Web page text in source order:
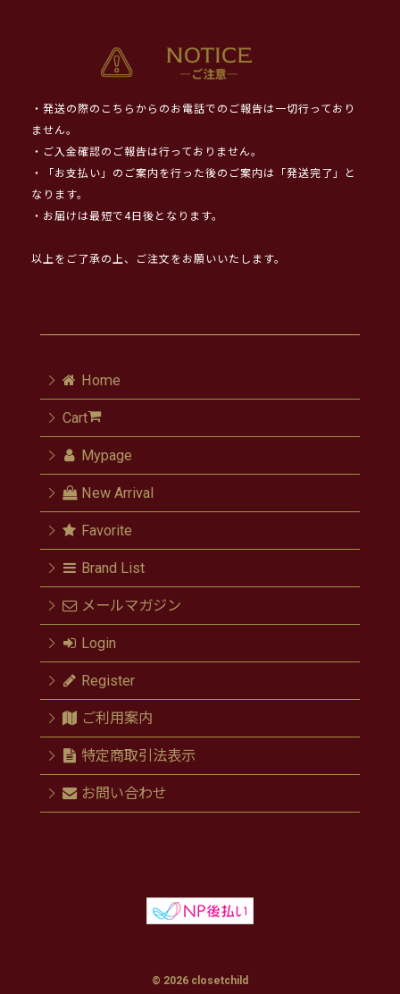
・発送の際のこちらからのお電話でのご報告は一切行っており
ません。
・ご入金確認のご報告は行っておりません。
・「お支払い」のご案内を行った後のご案内は「発送完了」と
なります。
・お届けは最短で4日後となります。
以上をご了承の上、ご注文をお願いいたします。
Home
Cart
Mypage
New Arrival
Favorite
Brand List
メールマガジン
Login
Register
ご利用案内
特定商取引法表示
お問い合わせ
© 2026 closetchild